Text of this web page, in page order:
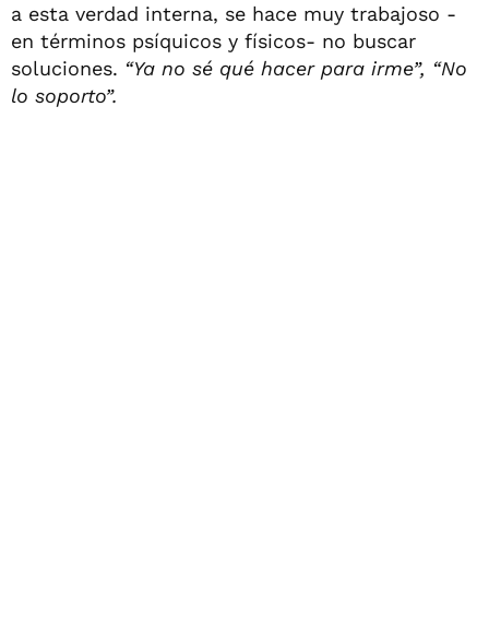
a esta verdad interna, se hace muy trabajoso -
en términos psíquicos y físicos- no buscar
soluciones. “Ya no sé qué hacer para irme”, “No
lo soporto”.